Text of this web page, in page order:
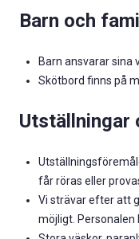
Barn och
Barn ansvarar sina
Skötbord finns på
Utställningar
får röras eller
Vi strävar efter att
möjligt. Personalen